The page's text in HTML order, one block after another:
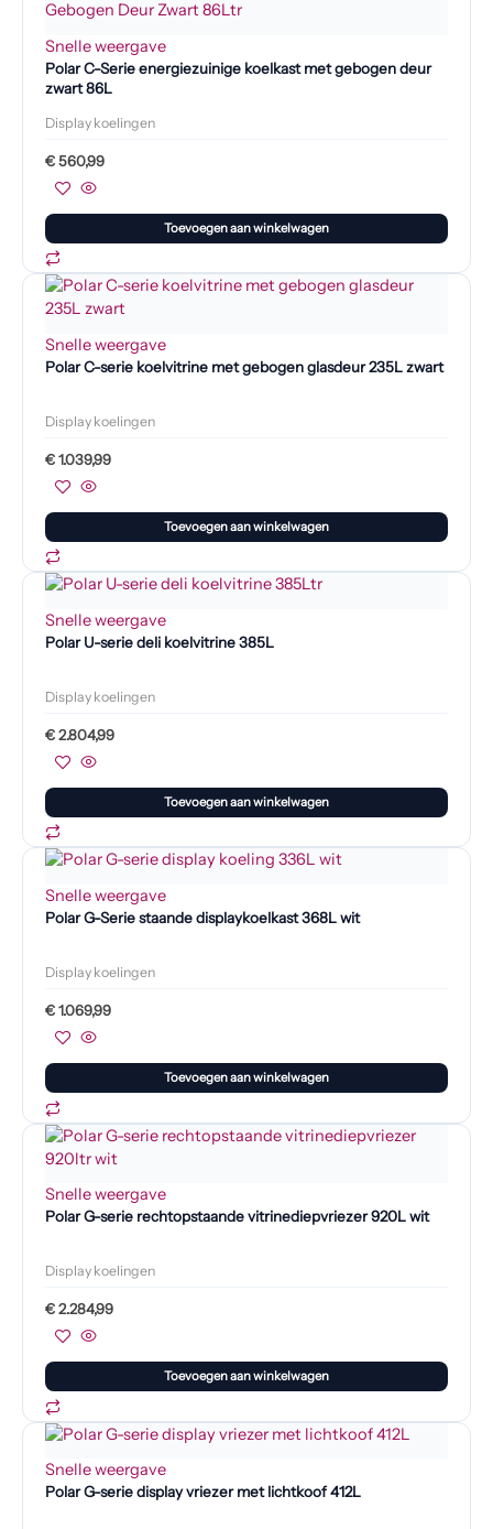
Snelle weergave
Polar C-Serie energiezuinige koelkast met gebogen deur
zwart 86L
Display koelingen
€560,99
Toevoegen aan winkelwagen
Snelle weergave
Polar C-serie koelvitrine met gebogen glasdeur 235L zwart
Display koelingen
€1.039,99
Toevoegen aan winkelwagen
Snelle weergave
Polar U-serie deli koelvitrine 385L
Display koelingen
€2.804,99
Toevoegen aan winkelwagen
Snelle weergave
Polar G-Serie staande displaykoelkast 368L wit
Display koelingen
€1.069,99
Toevoegen aan winkelwagen
Snelle weergave
Polar G-serie rechtopstaande vitrinediepvriezer 920L wit
Display koelingen
€2.284,99
Toevoegen aan winkelwagen
Snelle weergave
Polar G-serie display vriezer met lichtkoof 412L